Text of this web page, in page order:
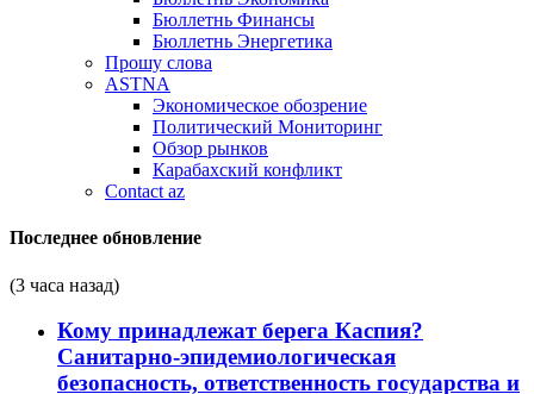
Бюллетнь Финансы
Бюллетнь Энергетика
Прошу слова
ASTNA
Экономическое обозрение
Политический Мониторинг
Обзор рынков
Карабахский конфликт
Contact az
Последнее обновление
(3 часа назад)
Кому принадлежат берега Каспия?
Санитарно-эпидемиологическая
безопасность, ответственность государства и